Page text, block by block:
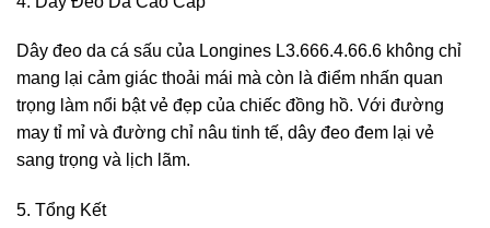
Dây đeo da cá sấu của Longines L3.666.4.66.6 không chỉ
mang lại cảm giác thoải mái mà còn là điểm nhấn quan
trọng làm nổi bật vẻ đẹp của chiếc đồng hồ. Với đường
may tỉ mỉ và đường chỉ nâu tinh tế, dây đeo đem lại vẻ
sang trọng và lịch lãm.
5. Tổng Kết